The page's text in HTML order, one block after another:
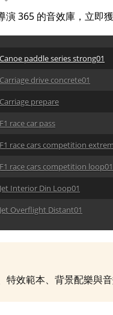
365 的音效庫，立即
paddle series strong01
drive concrete01
prepare
race car pass
race cars competition
race cars competition loop01
Interior Din Loop01
Overflight Distant01
Takeoff Runway01
Drive
效範本、背景配樂與